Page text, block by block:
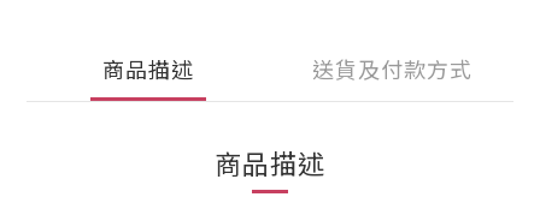
商品描述 送貨及付款方式
商品描述